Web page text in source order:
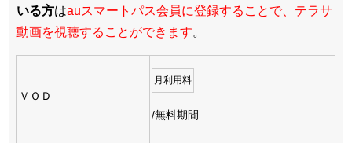
いる方はauスマートパス会員に登録することで、テラサ
動画を視聴することができます。
ＶＯＤ
月利用料
/無料期間